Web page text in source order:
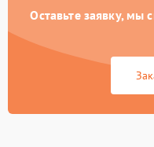
Оставьте заявку,